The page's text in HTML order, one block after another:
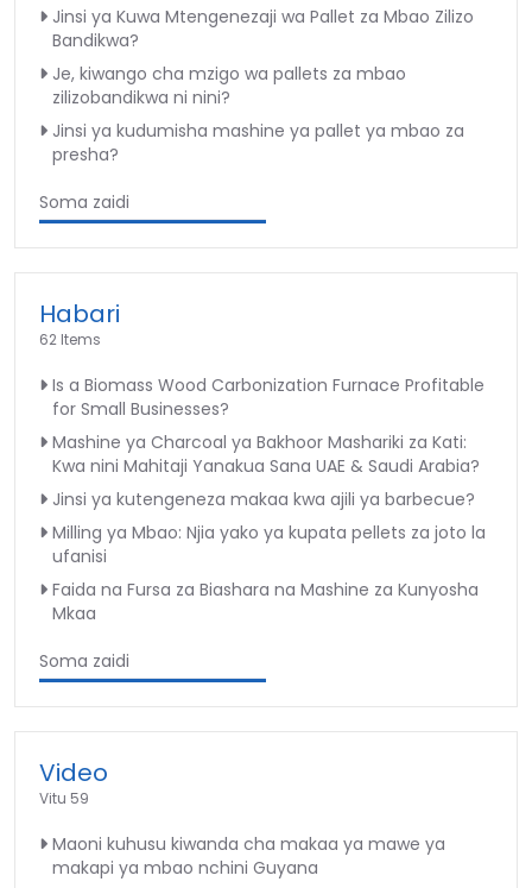
Jinsi ya Kuwa Mtengenezaji wa Pallet za Mbao Zilizo
Bandikwa?
Je, kiwango cha mzigo wa pallets za mbao
zilizobandikwa ni nini?
Jinsi ya kudumisha mashine ya pallet ya mbao za
presha?
Soma zaidi
Habari
62 Items
Is a Biomass Wood Carbonization Furnace Profitable
for Small Businesses?
Mashine ya Charcoal ya Bakhoor Mashariki za Kati:
Kwa nini Mahitaji Yanakua Sana UAE & Saudi Arabia?
Jinsi ya kutengeneza makaa kwa ajili ya barbecue?
Milling ya Mbao: Njia yako ya kupata pellets za joto la
ufanisi
Faida na Fursa za Biashara na Mashine za Kunyosha
Mkaa
Soma zaidi
Video
Vitu 59
Maoni kuhusu kiwanda cha makaa ya mawe ya
makapi ya mbao nchini Guyana